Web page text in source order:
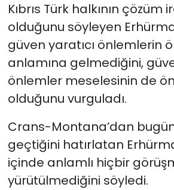
Kıbrıs Türk halkının
olduğunu söyleyen
güven yaratıcı önlemlerin
anlamına gelmediğini,
önlemler meselesinin de
olduğunu vurguladı.
Crans-Montana’dan
geçtiğini hatırlatan
içinde anlamlı hiçbir
yürütülmediğini söyledi.